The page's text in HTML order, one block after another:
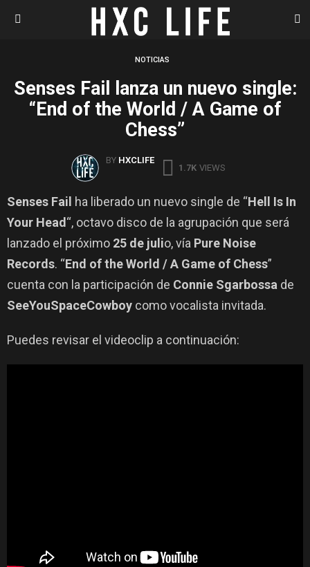
NOTICIAS
Senses Fail lanza un nuevo single:
“End of the World / A Game of
Chess”
BY HXCLIFE
1.7K VIEWS
Senses Fail ha liberado un nuevo single de “Hell Is In
Your Head“, octavo disco de la agrupación que será
lanzado el próximo 25 de julio, vía Pure Noise
Records. “End of the World / A Game of Chess”
cuenta con la participación de Connie Sgarbossa de
SeeYouSpaceCowboy como vocalista invitada.
Puedes revisar el videoclip a continuación: